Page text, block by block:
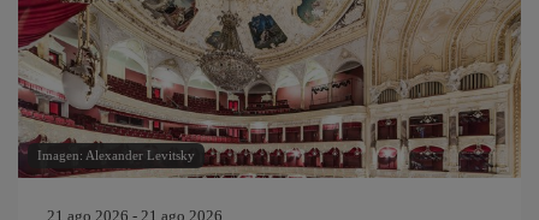
Imagen: Alexander Levitsky
21 ago 2026 - 21 ago 2026